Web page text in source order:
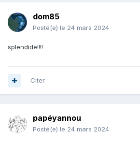
dom85
Posté(e) le 24 mars 2024
splendide!!!!
Citer
papéyannou
Posté(e) le 24 mars 2024